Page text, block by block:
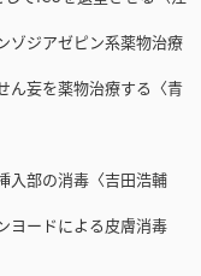
ジアゼピン系薬物治療
妄を薬物治療する〈青
入部の消毒〈吉田浩輔
ードによる皮膚消毒